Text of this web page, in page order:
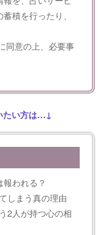
積を行ったり、
同意の上、必要事
たい方は…↓
われる？
しまう真の理由
2人が持つ心の相